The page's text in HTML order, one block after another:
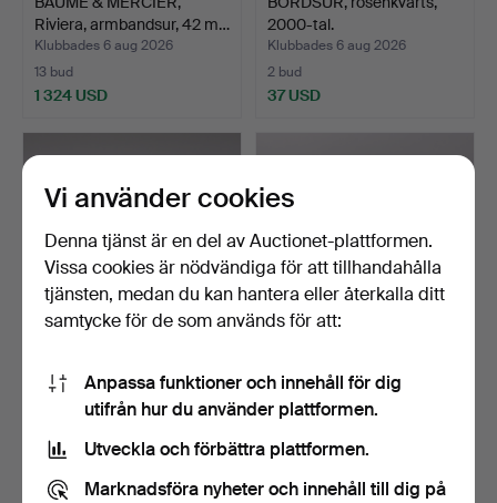
Riviera, armbandsur, 42 m…
Klubbades 6 aug 2026
13 bud
1 324 USD
2000-tal.
Klubbades 6 aug 2026
2 bud
37 USD
KLOCKLÅDA, Omega.
Klubbades 6 aug 2026
29 bud
BORDSUR, Junghans,
Klubbades 6 aug 2026
1 bud
Vi använder cookies
Denna tjänst är en del av Auctionet-plattformen.
Vissa cookies är nödvändiga för att tillhandahålla
tjänsten, medan du kan hantera eller återkalla ditt
samtycke för de som används för att:
Anpassa funktioner och innehåll för dig
utifrån hur du använder plattformen.
Utveckla och förbättra plattformen.
Marknadsföra nyheter och innehåll till dig på